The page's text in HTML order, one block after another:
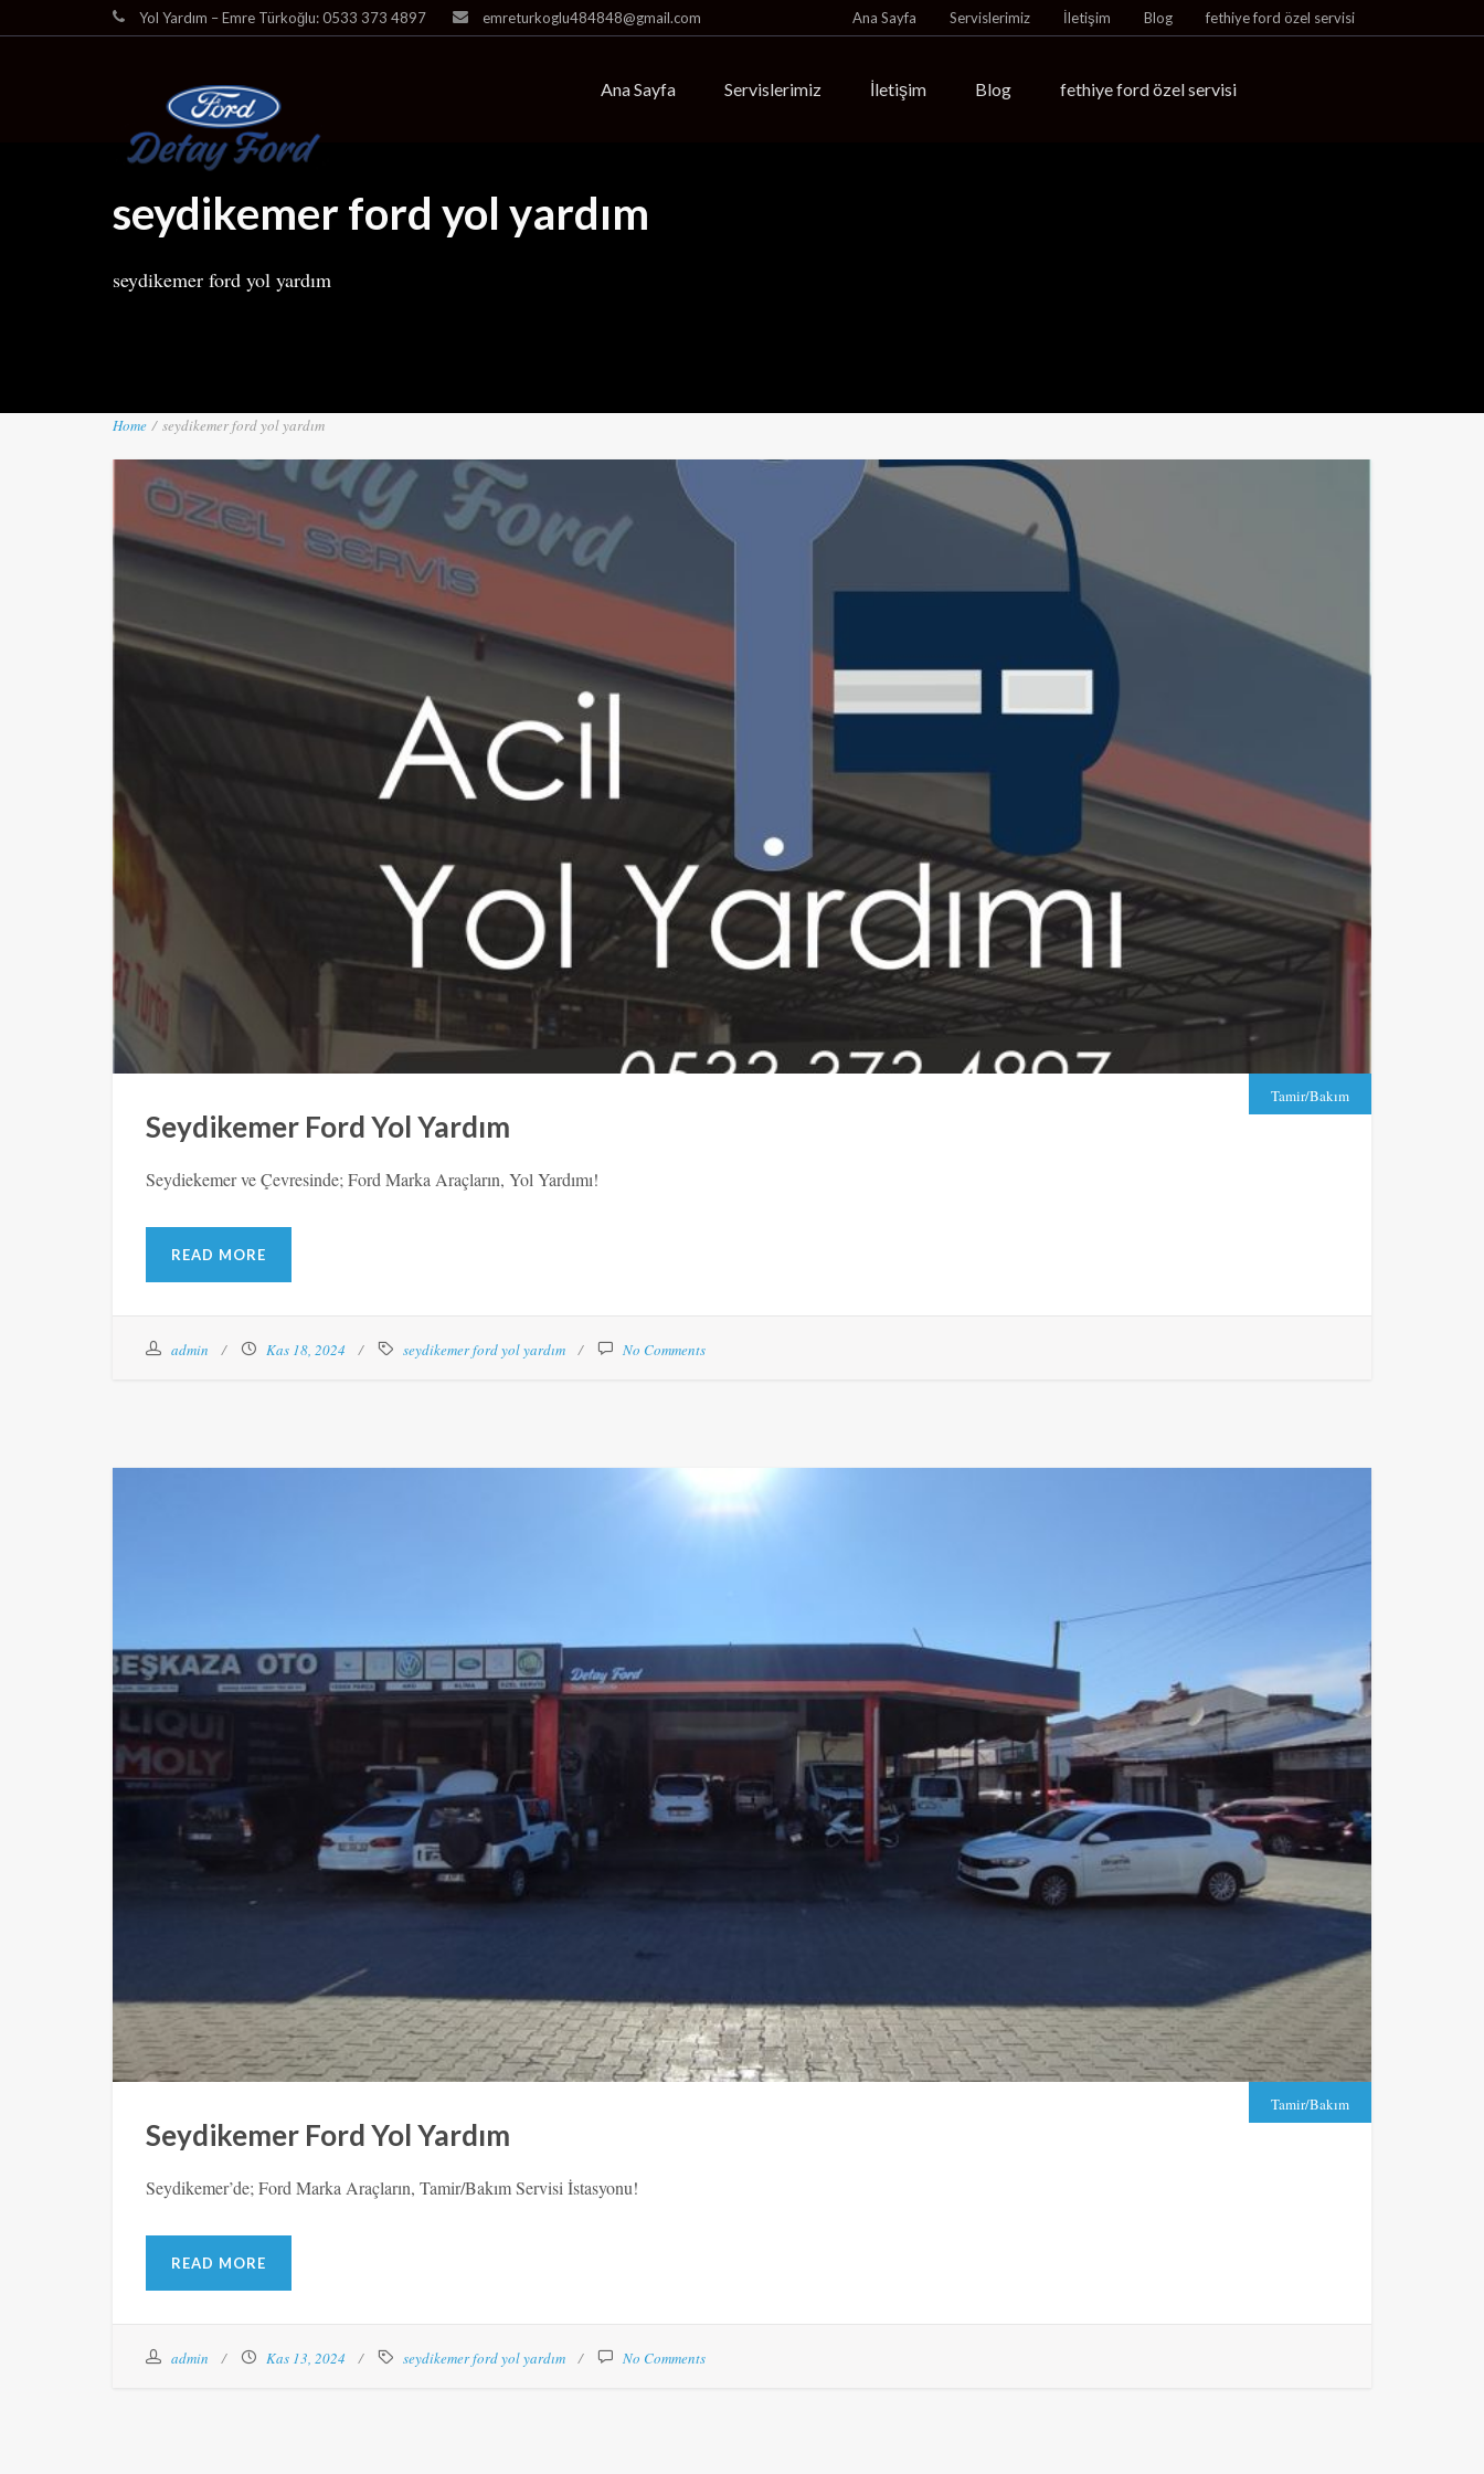
Yol Yardım – Emre Türkoğlu: 0533 373 4897 emreturkoglu484848@gmail.com Ana Sayfa Servislerimiz İletişim Blog fethiye ford özel servisi
Ana Sayfa Servislerimiz İletişim Blog fethiye ford özel servisi
seydikemer ford yol yardım
seydikemer ford yol yardım
Home / seydikemer ford yol yardım
Tamir/Bakım
Seydikemer Ford Yol Yardım
Seydiekemer ve Çevresinde; Ford Marka Araçların, Yol Yardımı!
READ MORE
admin Kas 18, 2024 seydikemer ford yol yardım No Comments
Tamir/Bakım
Seydikemer Ford Yol Yardım
Seydikemer’de; Ford Marka Araçların, Tamir/Bakım Servisi İstasyonu!
READ MORE
admin Kas 13, 2024 seydikemer ford yol yardım No Comments